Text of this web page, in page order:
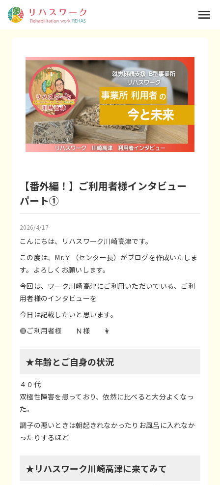
【番外編！】ご利用者様インタビュー
パート①
2026/4/17
こんにちは、リハスワーク川崎高津です。
この度は、Mr.Ｙ（センター長）がブログを作成いたしま
す。よろしくお願いします。
今回は、ワーク川崎高津にご利用いただいている、ご利
用者様のインタビューを
今日は記載したいと思います。
🔴ご利用者様 Ｎ様 👩
★年齢とご自身の状況
４０代
双極性障害を患っており、依然に比べると大分よくなっ
た。
調子の悪いときは朝起きれなかったりお風呂に入れなか
ったりするほど
★リハスワーク川崎高津に来てみて
menu